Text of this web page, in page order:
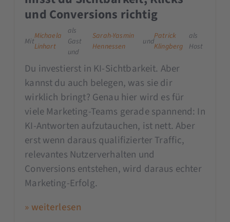
und Conversions richtig
Mit
Michaela
Linhart
als
Gast
und
Sarah-Yasmin
Hennessen
und
Patrick
Klingberg
als
Host
Du investierst in KI-Sichtbarkeit. Aber
kannst du auch belegen, was sie dir
wirklich bringt? Genau hier wird es für
viele Marketing-Teams gerade spannend: In
KI-Antworten aufzutauchen, ist nett. Aber
erst wenn daraus qualifizierter Traffic,
relevantes Nutzerverhalten und
Conversions entstehen, wird daraus echter
Marketing-Erfolg.
» weiterlesen